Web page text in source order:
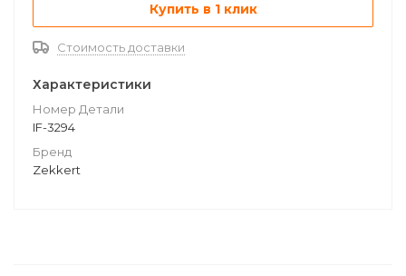
Купить в 1 клик
Стоимость доставки
Характеристики
Номер Детали
IF-3294
Бренд
Zekkert